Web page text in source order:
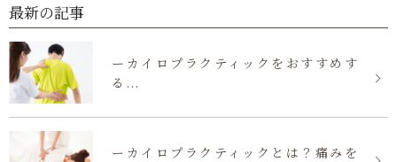
最新の記事
ーカイロプラクティックをおすすめす
る...
ーカイロプラクティックとは？痛みを